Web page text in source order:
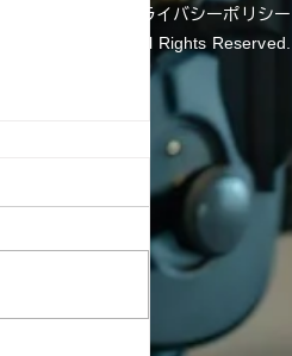
プライバシーポリシー
FOCUS Co., Ltd. All Rights Reserved.